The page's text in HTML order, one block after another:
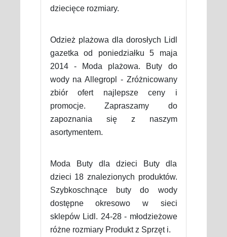
dziecięce rozmiary.
Odzież plażowa dla dorosłych Lidl
gazetka od poniedziałku 5 maja
2014 - Moda plażowa. Buty do
wody na Allegropl - Zróżnicowany
zbiór ofert najlepsze ceny i
promocje. Zapraszamy do
zapoznania się z naszym
asortymentem.
Moda Buty dla dzieci Buty dla
dzieci 18 znalezionych produktów.
Szybkoschnące buty do wody
dostępne okresowo w sieci
sklepów Lidl. 24-28 - młodzieżowe
różne rozmiary Produkt z Sprzęt i.